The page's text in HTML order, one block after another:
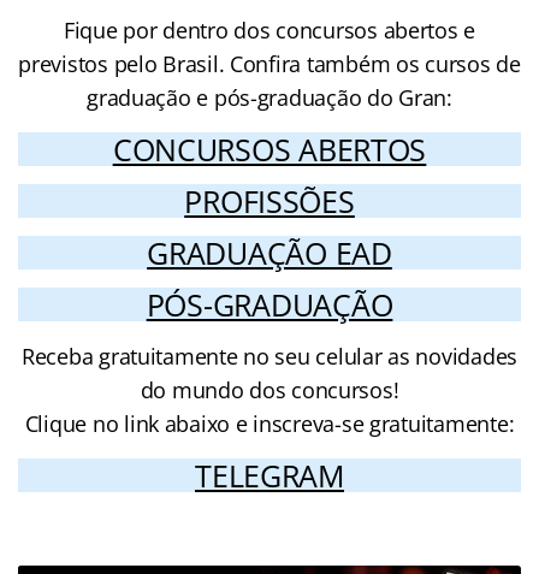
Fique por dentro dos concursos abertos e
previstos pelo Brasil. Confira também os cursos de
graduação e pós-graduação do Gran:
CONCURSOS ABERTOS
PROFISSÕES
GRADUAÇÃO EAD
PÓS-GRADUAÇÃO
Receba gratuitamente no seu celular as novidades
do mundo dos concursos!
Clique no link abaixo e inscreva-se gratuitamente:
TELEGRAM